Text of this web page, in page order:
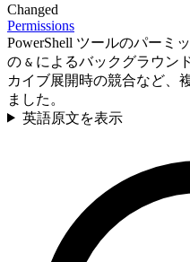
Changed
Permissions
PowerShell ツールのパーミ
の & によるバックグラウン
カイブ展開時の競合など、
ました。
英語原文を表示